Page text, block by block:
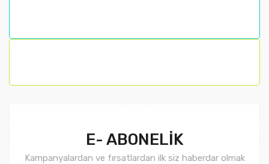
Bu ürüne benzer farklı alternatifler olmalı.
E- ABONELİK
Kampanyalardan ve fırsatlardan ilk siz haberdar olmak